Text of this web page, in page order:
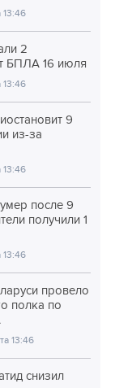
13:46
2
БПЛА 16 июля
13:46
9
из-за
13:46
после 9
получили 1
13:46
провело
полка по
13:46
снизил